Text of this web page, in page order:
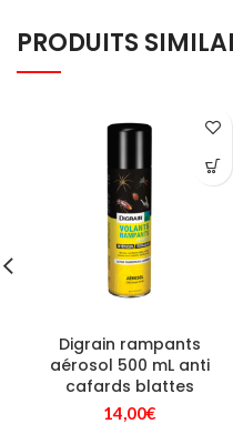
PRODUITS
Digrain rampants
aérosol 500 mL anti
cafards blattes
14,00€